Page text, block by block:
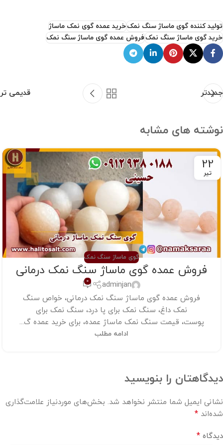
تولید کننده گوی ماساژ سنگ نمکخرید عمده گوی نمک ماساژ
خرید گوی ماساژ سنگ نمکفروش عمده گوی ماساژ سنگ نمک
جدیدتر قدیمی تر
نوشته های مشابه
22
تیر
گوی ماساژ سنگ نمک
فروش عمده گوی ماساژ سنگ نمک درمانی
adminjan
0
فروش عمده گوی ماساژ سنگ نمک درمانی، خواص سنگ
نمک داغ، سنگ نمک برای پا درد، سنگ نمک برای
پوست، قیمت سنگ نمک ماساژ عمده، برای خرید عمده گ...
ادامه مطلب
دیدگاهتان را بنویسید
نشانی ایمیل شما منتشر نخواهد شد. بخش‌های موردنیاز علامت‌گذاری
شده‌اند *
دیدگاه *